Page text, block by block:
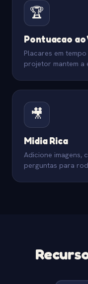
🏆
Pontuacao ao
Placares em
projetor mantem a
🎥
Midia Rica
Adicione imagens,
perguntas para